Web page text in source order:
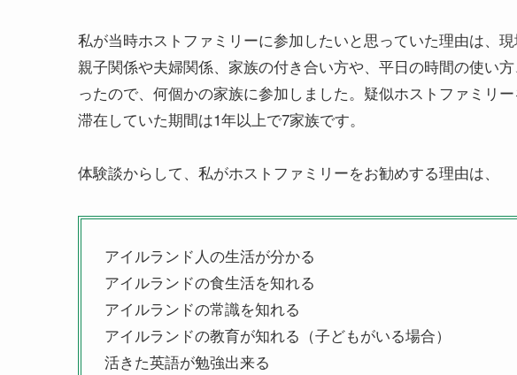
私が当時ホストファミリーに参加したいと思っていた理由は、
親子関係や夫婦関係、家族の付き合い方や、平日の時間の使い
ったので、何個かの家族に参加しました。疑似ホストファミリ
滞在していた期間は1年以上で7家族です。
体験談からして、私がホストファミリーをお勧めする理由は、
アイルランド人の生活が分かる
アイルランドの食生活を知れる
アイルランドの常識を知れる
アイルランドの教育が知れる（子どもがいる場合）
活きた英語が勉強出来る